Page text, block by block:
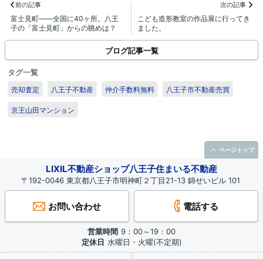
前の記事
富士見町――全国に40ヶ所。八王
子の「富士見町」からの眺めは？
次の記事
こども造形教室の作品展に行ってき
ました。
ブログ記事一覧
タグ一覧
売却査定 八王子不動産 仲介手数料無料 八王子市不動産売買
京王山田マンション
LIXIL不動産ショップ八王子住まいる不動産
〒192-0046 東京都八王子市明神町２丁目21-13 錦せいビル 101
お問い合わせ 電話する
営業時間 9：00～19：00
定休日 水曜日・火曜(不定期)
ページトップ